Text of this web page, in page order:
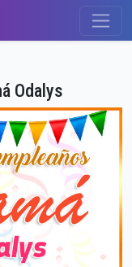
Odalys